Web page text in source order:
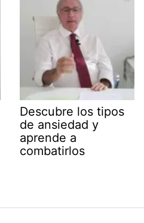
Descubre los tipos
de ansiedad y
aprende a
combatirlos